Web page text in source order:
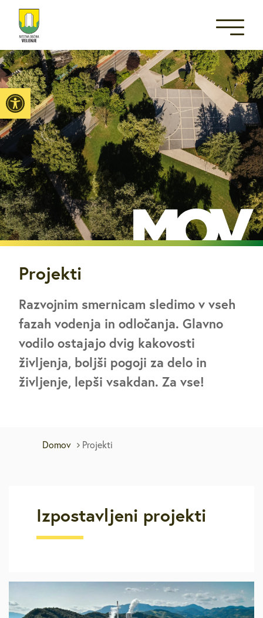
Open toolbar
Projekti
Razvojnim smernicam sledimo v vseh
fazah vodenja in odločanja. Glavno
vodilo ostajajo dvig kakovosti
življenja, boljši pogoji za delo in
življenje, lepši vsakdan. Za vse!
Domov Projekti
Izpostavljeni projekti